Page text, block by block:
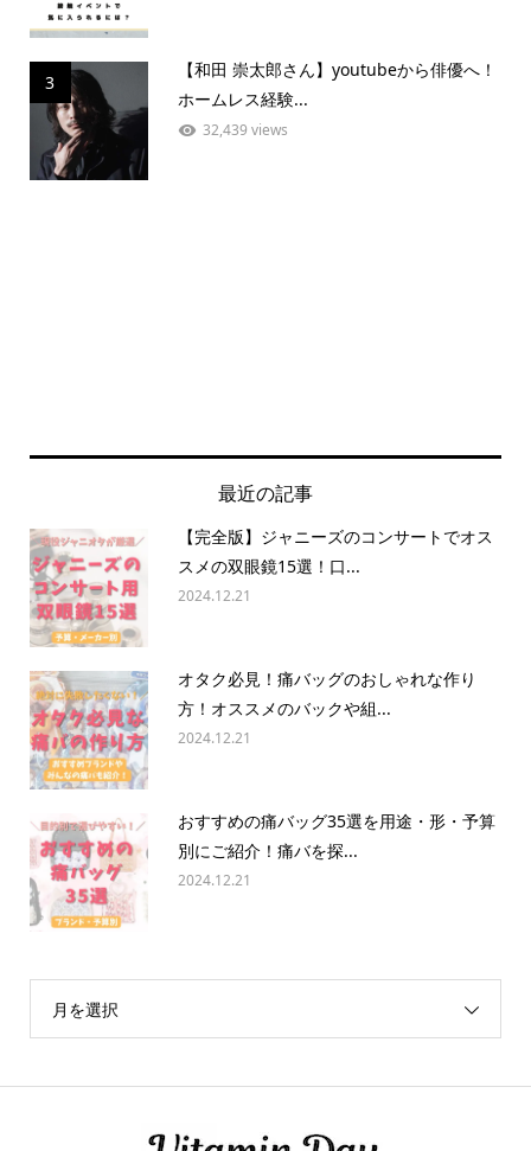
3
【和田 崇太郎さん】youtubeから俳優へ！
ホームレス経験...
32,439 views
最近の記事
【完全版】ジャニーズのコンサートでオス
スメの双眼鏡15選！口...
2024.12.21
オタク必見！痛バッグのおしゃれな作り
方！オススメのバックや組...
2024.12.21
おすすめの痛バッグ35選を用途・形・予算
別にご紹介！痛バを探...
2024.12.21
月を選択